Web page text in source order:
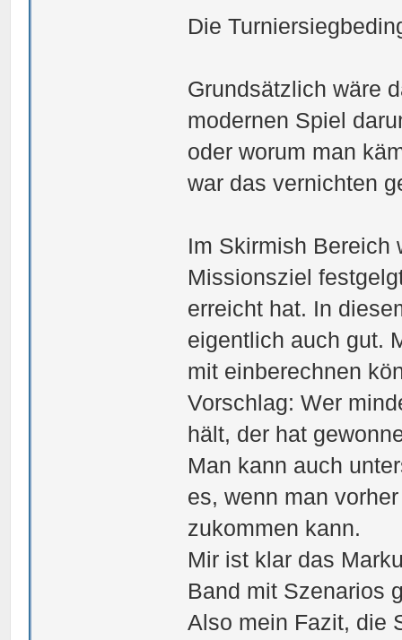
Die
Grundsätzlich wäre
modernen Spiel
oder worum man
war das vernichten
Im Skirmish Bereich
Missionsziel
erreicht hat. In
eigentlich auch gut.
mit einberechnen
Vorschlag: Wer
hält, der hat
Man kann auch
es, wenn man
zukommen kann.
Mir ist klar das
Band mit Szenarios
Also mein Fazit, die